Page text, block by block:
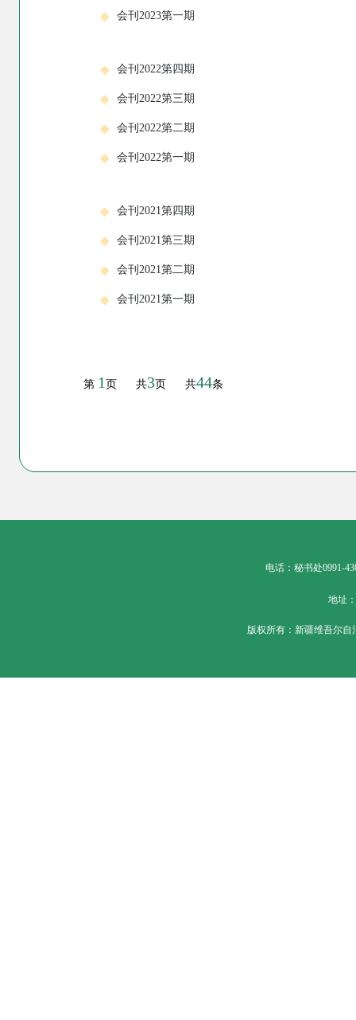
会刊2023第一期
会刊2022第四期
会刊2022第三期
会刊2022第二期
会刊2022第一期
会刊2021第四期
会刊2021第三期
会刊2021第二期
会刊2021第一期
第 1 页 共3页 共44条
电话：秘书处0991-
地址
版权所有：新疆维吾